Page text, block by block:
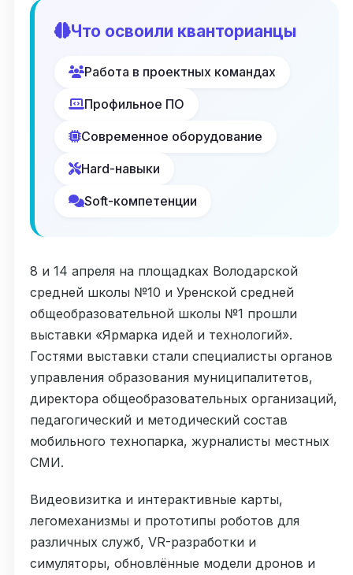
Что освоили кванторианцы
Работа в проектных командах
Профильное ПО
Современное оборудование
Hard-навыки
Soft-компетенции
8 и 14 апреля на площадках Володарской
средней школы №10 и Уренской средней
общеобразовательной школы №1 прошли
выставки «Ярмарка идей и технологий».
Гостями выставки стали специалисты органов
управления образования муниципалитетов,
директора общеобразовательных организаций,
педагогический и методический состав
мобильного технопарка, журналисты местных
СМИ.
Видеовизитка и интерактивные карты,
легомеханизмы и прототипы роботов для
различных служб, VR-разработки и
симуляторы, обновлённые модели дронов и